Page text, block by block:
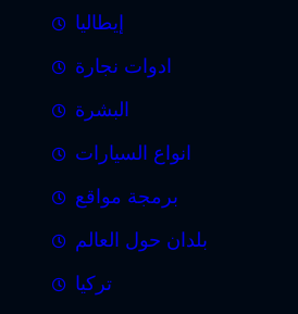
إيطاليا
ادوات نجارة
البشرة
انواع السيارات
برمجة مواقع
بلدان حول العالم
تركيا